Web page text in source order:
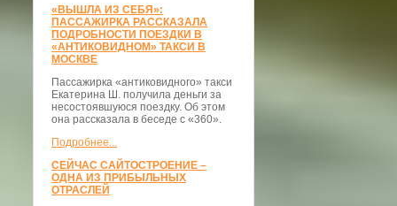
«ВЫШЛА ИЗ СЕБЯ»:
ПАССАЖИРКА РАССКАЗАЛА
ПОДРОБНОСТИ ПОЕЗДКИ В
«АНТИКОВИДНОМ» ТАКСИ В
МОСКВЕ
Пассажирка «антиковидного» такси
Екатерина Ш. получила деньги за
несостоявшуюся поездку. Об этом
она рассказала в беседе с «360».
Подробнее...
СЕЙЧАС САЙТОСТРОЕНИЕ –
ОДНА ИЗ ПРИБЫЛЬНЫХ
ОТРАСЛЕЙ